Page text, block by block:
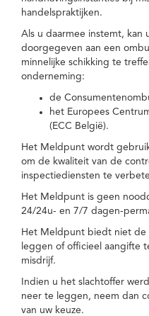
handelspraktijken.
Als u daarmee instemt, kan
doorgegeven aan een
minnelijke schikking te
onderneming:
de
het Europees
(ECC België).
Het Meldpunt wordt
om de kwaliteit van de
inspectiediensten te
Het Meldpunt is geen
24/24u- en 7/7 dagen-
Het Meldpunt biedt niet de
leggen of officieel aangifte
misdrijf.
Indien u het slachtoffer
neer te leggen, neem dan
van uw keuze.